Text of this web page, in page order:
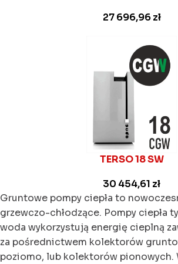
27 696,96zł
TERSO 18 SW
30 454,61 zł
Gruntowe pompy ciepła to
grzewczo-chłodzące. Pompy ciepła
woda wykorzystują energię cieplną
za pośrednictwem kolektorów
poziomo, lub kolektorów pionowych.